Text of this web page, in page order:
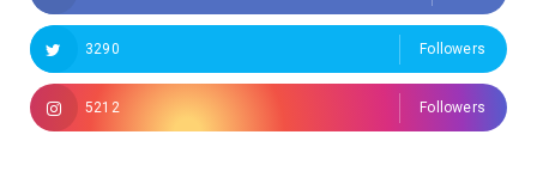
3290 Followers
5212 Followers